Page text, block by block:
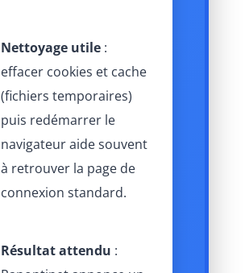
Nettoyage utile:
effacer cookies et cache
(fichiers temporaires)
puis redémarrer le
navigateur aide souvent
à retrouver la page de
connexion standard.
Résultat attendu :